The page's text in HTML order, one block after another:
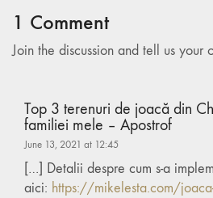
1 Comment
Join the discussion and tell us your
Top 3 terenuri de joacă din
familiei mele – Apostrof
June 13, 2021 at 12:45
[…] Detalii despre cum s-a
aici: https://mikelesta.com/